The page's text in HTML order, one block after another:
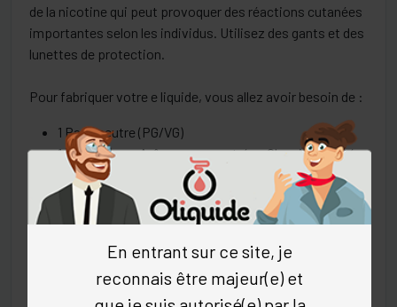
de la nicotine qui peut provoquer des réactions cutanées
importantes selon les individus. Utilisez des gants et des
lunettes de protection.
Pour fabriquer votre e liquide, vous allez avoir besoin de :
1 Base neutre (PG/VG)
1 ou plusieurs Arômes concentrés : Classics, fruités,
Fraîcheurs, Gourmands ou Boissons
1 ou plusieurs boosters (contenant la nicotine)
1 Flacon vide pour e-liquide
n’est pas équipée d’un compte-goutte)
1 paire de gants et des lunettes de protection
En entrant sur ce site, je
reconnais être majeur(e) et